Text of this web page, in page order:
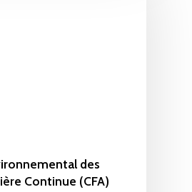
des
Continue (CFA)